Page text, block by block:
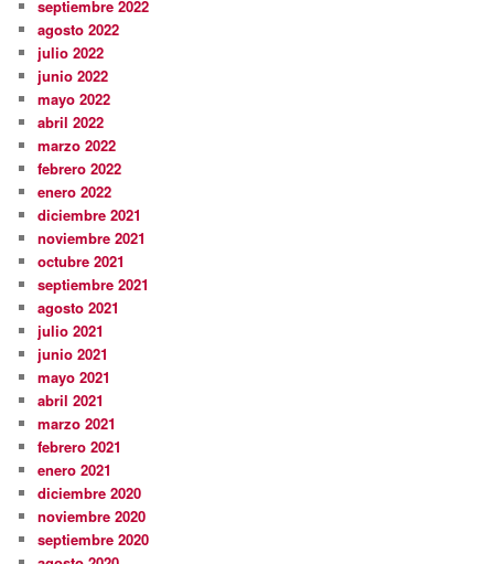
septiembre 2022
agosto 2022
julio 2022
junio 2022
mayo 2022
abril 2022
marzo 2022
febrero 2022
enero 2022
diciembre 2021
noviembre 2021
octubre 2021
septiembre 2021
agosto 2021
julio 2021
junio 2021
mayo 2021
abril 2021
marzo 2021
febrero 2021
enero 2021
diciembre 2020
noviembre 2020
septiembre 2020